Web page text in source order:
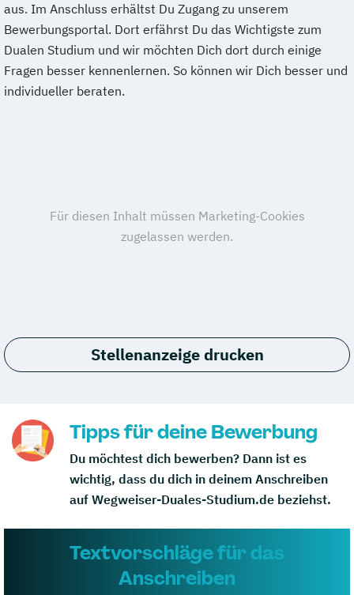
aus. Im Anschluss erhältst Du Zugang zu unserem
Bewerbungsportal. Dort erfährst Du das Wichtigste zum
Dualen Studium und wir möchten Dich dort durch einige
Fragen besser kennenlernen. So können wir Dich besser und
individueller beraten.
Stellenanzeige drucken
Tipps für deine Bewerbung
Du möchtest dich bewerben? Dann ist es
wichtig, dass du dich in deinem Anschreiben
auf Wegweiser-Duales-Studium.de beziehst.
Textvorschläge für das
Anschreiben